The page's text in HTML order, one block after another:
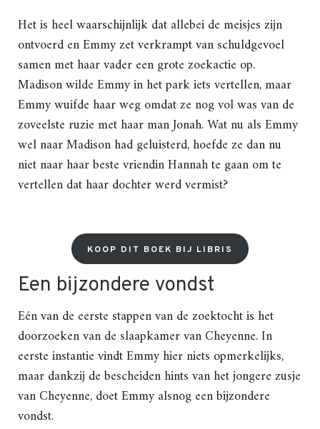
Het is heel waarschijnlijk dat allebei de meisjes zijn
ontvoerd en Emmy zet verkrampt van schuldgevoel
samen met haar vader een grote zoekactie op.
Madison wilde Emmy in het park iets vertellen, maar
Emmy wuifde haar weg omdat ze nog vol was van de
zoveelste ruzie met haar man Jonah. Wat nu als Emmy
wel naar Madison had geluisterd, hoefde ze dan nu
niet naar haar beste vriendin Hannah te gaan om te
vertellen dat haar dochter werd vermist?
KOOP DIT BOEK BIJ LIBRIS
Een bijzondere vondst
Eén van de eerste stappen van de zoektocht is het
doorzoeken van de slaapkamer van Cheyenne. In
eerste instantie vindt Emmy hier niets opmerkelijks,
maar dankzij de bescheiden hints van het jongere zusje
van Cheyenne, doet Emmy alsnog een bijzondere
vondst.